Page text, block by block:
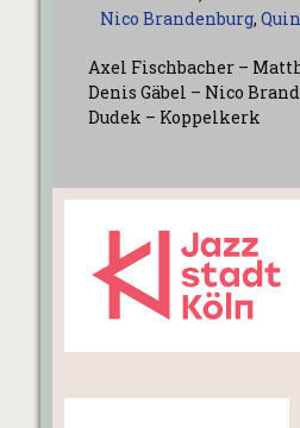
Nico Brandenburg,
Axel Fischbacher –
Denis Gäbel – Nico
Dudek – Koppelkerk